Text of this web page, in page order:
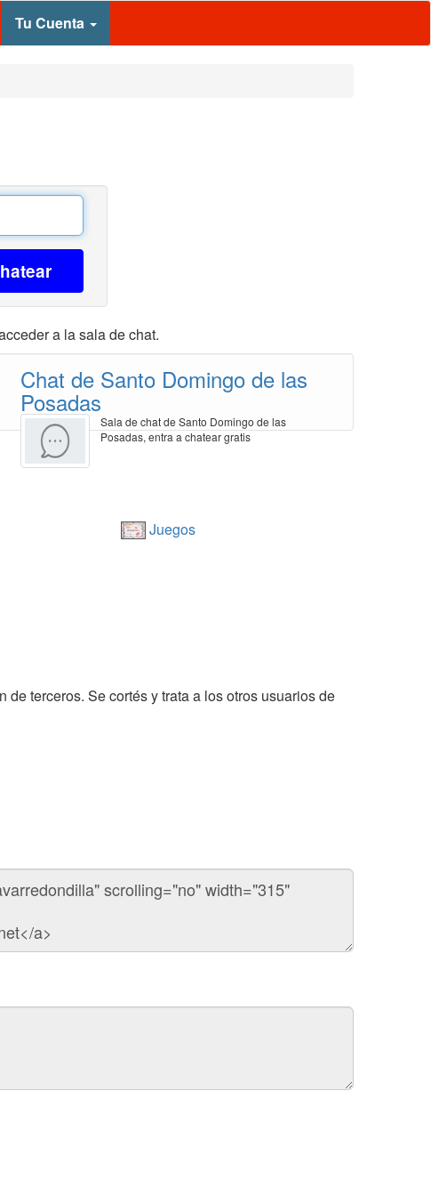
Tu Cuenta
a la sala de chat.
Chat de Santo Domingo de las
Posadas
Sala de chat de Santo Domingo de las
Posadas, entra a chatear gratis
Juegos
terceros. Se cortés y trata a los otros usuarios de